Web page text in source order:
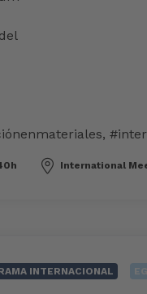
,
International
INTERNACIONAL